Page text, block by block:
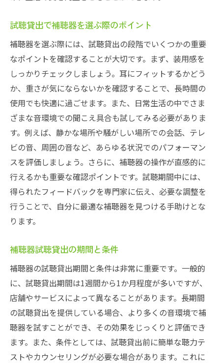
試聴貸出で補聴器を選ぶ際のポイント
補聴器を選ぶ際には、試聴貸出の段階でいくつかの重要
なポイントを確認することが大切です。まず、装用感を
しっかりチェックしましょう。耳にフィットするかどう
か、重さが気にならないかを確認することで、長時間の
使用でも快適に過ごせます。また、日常生活の中でさま
ざまな音環境での聞こえ具合も試してみる必要がありま
す。例えば、静かな場所や騒がしい場所での会話、テレ
ビの音、周囲の音など、あらゆる状況でのパフォーマン
スを評価しましょう。さらに、補聴器の操作が直感的に
行えるかも重要な確認ポイントです。試聴期間中には、
得られたフィードバックを専門家に伝え、必要な調整を
行うことで、自分に最適な補聴器を見つける手助けとな
ります。
補聴器試聴貸出の期間と条件
補聴器の試聴貸出期間と条件は非常に重要です。一般的
に、試聴貸出期間は1週間から1か月程度が多いですが、
店舗やサービスによって異なることがあります。長期間
の試聴貸出を提供している場合、より多くの音環境で補
聴器を試すことができ、その効果をじっくりと評価でき
ます。また、条件としては、試聴貸出前に簡単な聴力テ
ストやカウンセリングが必要な場合があります。これに